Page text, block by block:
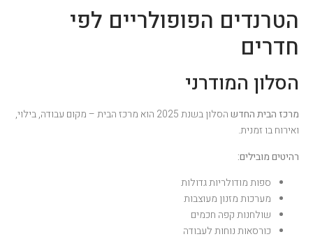
הטרנדים הפופולריים לפי
חדרים
הסלון המודרני
מרכז הבית החדש
הסלון בשנת 2025 הוא מרכז הבית – מקום עבודה, בילוי,
ואירוח בו זמנית.
רהיטים מובילים:
ספות מודולריות גדולות
מערכות מזנון מעוצבות
שולחנות קפה חכמים
כורסאות נוחות לעבודה